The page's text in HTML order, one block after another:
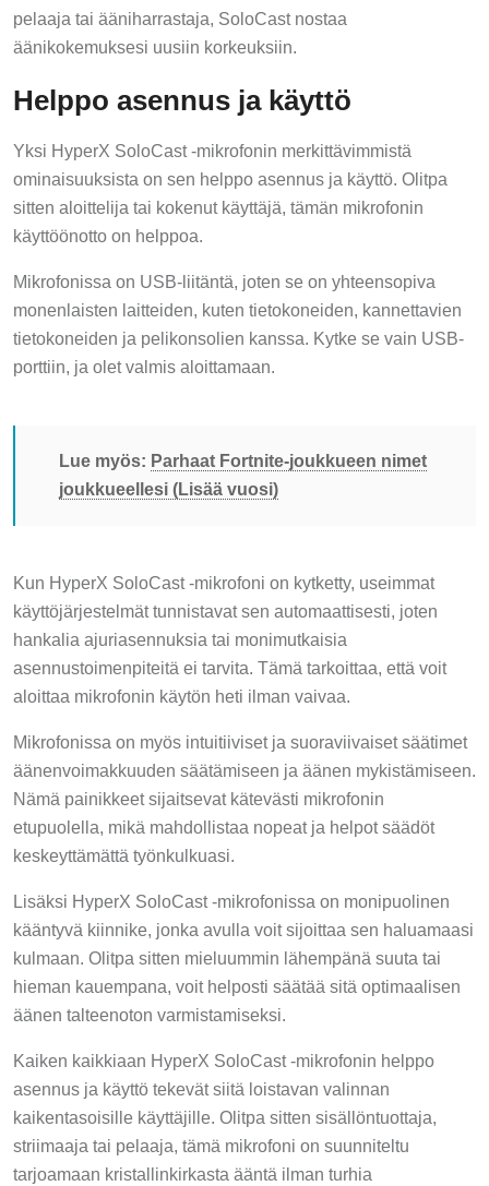
pelaaja tai ääniharrastaja, SoloCast nostaa
äänikokemuksesi uusiin korkeuksiin.
Helppo asennus ja käyttö
Yksi HyperX SoloCast -mikrofonin merkittävimmistä
ominaisuuksista on sen helppo asennus ja käyttö. Olitpa
sitten aloittelija tai kokenut käyttäjä, tämän mikrofonin
käyttöönotto on helppoa.
Mikrofonissa on USB-liitäntä, joten se on yhteensopiva
monenlaisten laitteiden, kuten tietokoneiden, kannettavien
tietokoneiden ja pelikonsolien kanssa. Kytke se vain USB-
porttiin, ja olet valmis aloittamaan.
Lue myös: Parhaat Fortnite-joukkueen nimet
joukkueellesi (Lisää vuosi)
Kun HyperX SoloCast -mikrofoni on kytketty, useimmat
käyttöjärjestelmät tunnistavat sen automaattisesti, joten
hankalia ajuriasennuksia tai monimutkaisia
asennustoimenpiteitä ei tarvita. Tämä tarkoittaa, että voit
aloittaa mikrofonin käytön heti ilman vaivaa.
Mikrofonissa on myös intuitiiviset ja suoraviivaiset säätimet
äänenvoimakkuuden säätämiseen ja äänen mykistämiseen.
Nämä painikkeet sijaitsevat kätevästi mikrofonin
etupuolella, mikä mahdollistaa nopeat ja helpot säädöt
keskeyttämättä työnkulkuasi.
Lisäksi HyperX SoloCast -mikrofonissa on monipuolinen
kääntyvä kiinnike, jonka avulla voit sijoittaa sen haluamaasi
kulmaan. Olitpa sitten mieluummin lähempänä suuta tai
hieman kauempana, voit helposti säätää sitä optimaalisen
äänen talteenoton varmistamiseksi.
Kaiken kaikkiaan HyperX SoloCast -mikrofonin helppo
asennus ja käyttö tekevät siitä loistavan valinnan
kaikentasoisille käyttäjille. Olitpa sitten sisällöntuottaja,
striimaaja tai pelaaja, tämä mikrofoni on suunniteltu
tarjoamaan kristallinkirkasta ääntä ilman turhia